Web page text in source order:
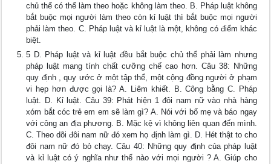
chủ thể có thể làm theo hoặc không làm theo. B. Pháp luật không
bắt buộc mọi người làm theo còn kỉ luật thì bắt buộc mọi người
phải làm theo. C. Pháp luật và kỉ luật là một, không có điểm khác
biệt.
5 D. Pháp luật và kỉ luật đều bắt buộc chủ thể phải làm nhưng
pháp luật mang tính chất cưỡng chế cao hơn. Câu 38: Những
quy định , quy ước ở một tập thể, một cộng đồng người ở phạm
vi hẹp hơn được gọi là? A. Liêm khiết. B. Công bằng C. Pháp
luật. D. Kỉ luật. Câu 39: Phát hiện 1 đôi nam nữ vào nhà hàng
xóm bắt cóc trẻ em em sẽ làm gì? A. Nói với bố mẹ và báo ngay
với công an địa phương. B. Mặc kệ vì không liên quan đến mình.
C. Theo dõi đôi nam nữ đó xem họ định làm gì. D. Hét thật to cho
đôi nam nữ đó bỏ chạy. Câu 40: Những quy định của pháp luật
và kỉ luật có ý nghĩa như thế nào với mọi người ? A. Giúp cho